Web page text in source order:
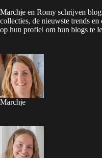
Marchje en Romy schrijven
collecties, de nieuwste trends
op hun profiel om hun blogs te
Marchje